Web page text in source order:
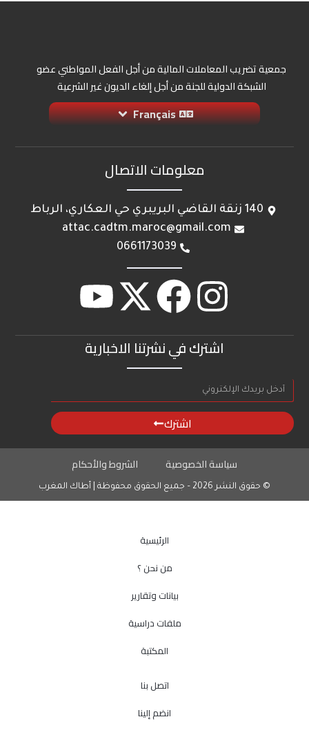
اشترك في نشرتنا الاخبارية
اشترك
معلومات الاتصال
140 زنقة القاضي البريبري حي العكاري، الرباط
attac.cadtm.maroc@gmail.com
0661173039
جمعية تضريب المعاملات المالية من أجل الفعل المواطني عضو
الشبكة الدولية للجنة من أجل إلغاء الديون غير الشرعية
Français
© حقوق النشر 2026 – جميع الحقوق محفوظة | أطاك المغرب
سياسة الخصوصية الشروط والأحكام
الرئيسية
من نحن ؟
بيانات وتقارير
ملفات دراسية
المكتبة
اتصل بنا
انضم إلينا